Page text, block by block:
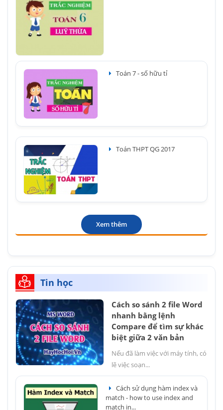
Toán 7 - số hữu tỉ
Toán THPT QG 2017
Xem thêm
Tin học
Cách so sánh 2 file Word
nhanh bằng lệnh
Compare để tìm sự khác
biệt giữa 2 văn bản
Nếu đã làm việc với máy tính, có
lẽ việc soạn...
Cách sử dụng hàm index và
match - how to use index and
match in...